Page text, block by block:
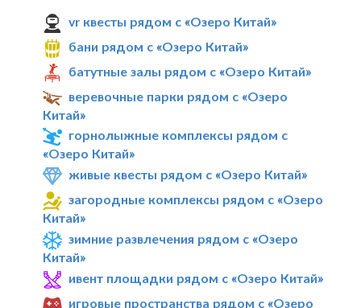
vr квесты рядом с «Озеро Китай»
бани рядом с «Озеро Китай»
батутные залы рядом с «Озеро Китай»
веревочные парки рядом с «Озеро
Китай»
горнолыжные комплексы рядом с
«Озеро Китай»
живые квесты рядом с «Озеро Китай»
загородные комплексы рядом с «Озеро
Китай»
зимние развлечения рядом с «Озеро
Китай»
ивент площадки рядом с «Озеро Китай»
игровые пространства рядом с «Озеро